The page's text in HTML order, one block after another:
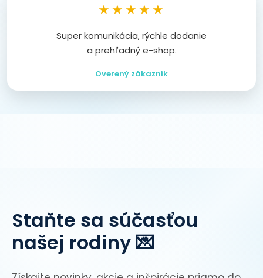
★★★★★
Super komunikácia, rýchle dodanie
a prehľadný e-shop.
Overený zákazník
Staňte sa súčasťou
našej rodiny 💌